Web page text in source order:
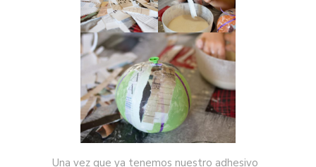
Una vez que ya tenemos nuestro adhesivo